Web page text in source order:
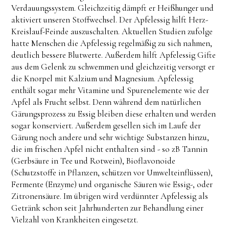
Verdauungssystem. Gleichzeitig dämpft er Heißhunger und
aktiviert unseren Stoffwechsel. Der Apfelessig hilft Herz-
Kreislauf-Feinde auszuschalten. Aktuellen Studien zufolge
hatte Menschen die Apfelessig regelmäßig zu sich nahmen,
deutlich bessere Blutwerte. Außerdem hilft Apfelessig Gifte
aus dem Gelenk zu schwemmen und gleichzeitig versorgt er
die Knorpel mit Kalzium und Magnesium. Apfelessig
enthält sogar mehr Vitamine und Spurenelemente wie der
Apfel als Frucht selbst. Denn während dem natürlichen
Gärungsprozess zu Essig bleiben diese erhalten und werden
sogar konserviert. Außerdem gesellen sich im Laufe der
Gärung noch andere und sehr wichtige Substanzen hinzu,
die im frischen Apfel nicht enthalten sind - so zB Tannin
(Gerbsäure in Tee und Rotwein), Bioflavonoide
(Schutzstoffe in Pflanzen, schützen vor Umwelteinflüssen),
Fermente (Enzyme) und organische Säuren wie Essig-, oder
Zitronensäure. Im übrigen wird verdünnter Apfelessig als
Getränk schon seit Jahrhunderten zur Behandlung einer
Vielzahl von Krankheiten eingesetzt.